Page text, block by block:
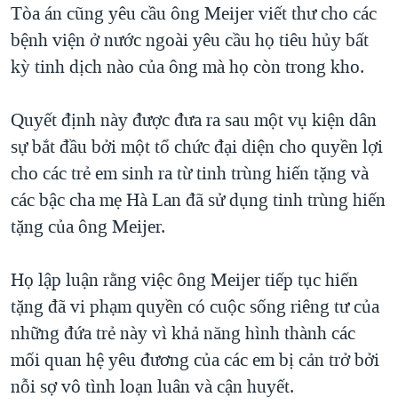
Tòa án cũng yêu cầu ông Meijer viết thư cho các
bệnh viện ở nước ngoài yêu cầu họ tiêu hủy bất
kỳ tinh dịch nào của ông mà họ còn trong kho.
Quyết định này được đưa ra sau một vụ kiện dân
sự bắt đầu bởi một tổ chức đại diện cho quyền lợi
cho các trẻ em sinh ra từ tinh trùng hiến tặng và
các bậc cha mẹ Hà Lan đã sử dụng tinh trùng hiến
tặng của ông Meijer.
Họ lập luận rằng việc ông Meijer tiếp tục hiến
tặng đã vi phạm quyền có cuộc sống riêng tư của
những đứa trẻ này vì khả năng hình thành các
mối quan hệ yêu đương của các em bị cản trở bởi
nỗi sợ vô tình loạn luân và cận huyết.